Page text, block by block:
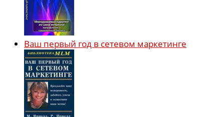
Ваш первый год в сетевом маркетинге